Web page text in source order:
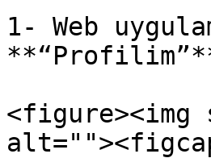
1- Web
<figure><img